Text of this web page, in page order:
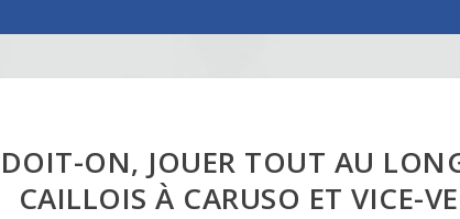
ON, JOUER TOUT AU
CAILLOIS À CARUSO ET VICE-